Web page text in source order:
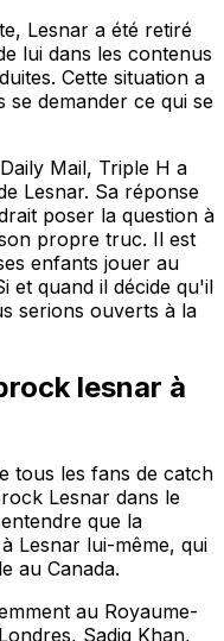
Lesnar a été retiré
lui dans les contenus
Cette situation a
se demander ce qui se
Mail, Triple H a
Lesnar. Sa réponse
poser la question à
propre truc. Il est
enfants jouer au
et quand il décide qu'il
serions ouverts à la
lesnar à
tous les fans de catch
Lesnar dans le
que la
Lesnar lui-même, qui
au Canada.
au Royaume-
Sadiq Khan,